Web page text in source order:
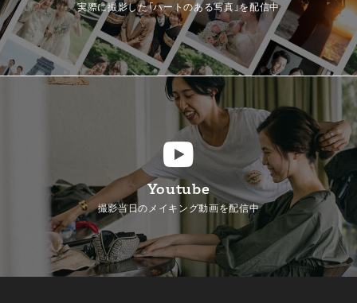
実際に撮影した「ハートのある写真」を配信中
Youtube
撮影当日のメイキング動画を配信中